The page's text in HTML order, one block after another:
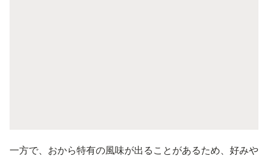
一方で、おから特有の風味が出ることがあるため、好みや